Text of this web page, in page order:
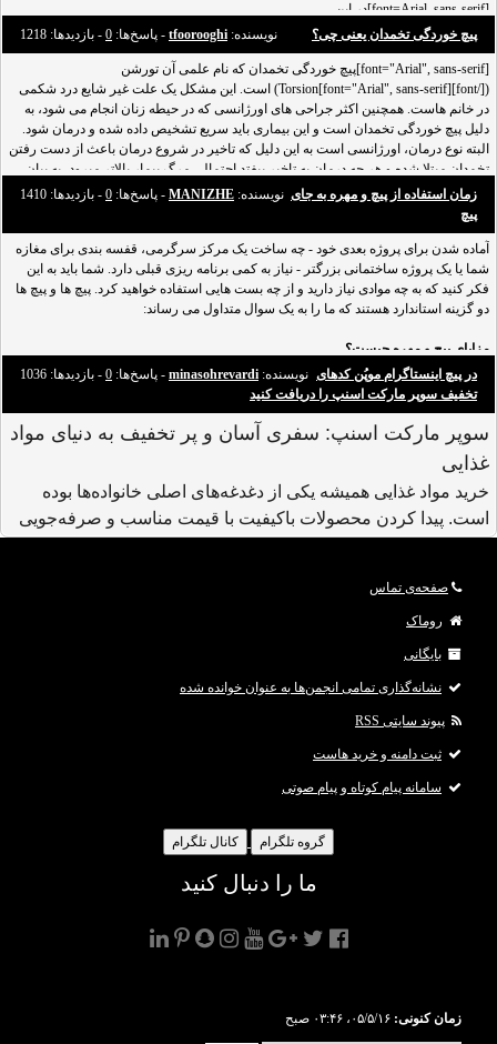
[font=Arial, sans-serif]در این
نویسنده: tfoorooghi - پاسخ‌ها: 0 - بازدید‌ها: 1218 پیچ خوردگی تخمدان یعنی چی؟
[font="Arial", sans-serif]پیچ خوردگی تخمدان که نام علمی آن تورشن
([/font]Torsion[font="Arial", sans-serif]) است. این مشکل یک علت غیر شایع درد شکمی
در خانم هاست. همچنین اکثر جراحی های اورژانسی که در حیطه زنان انجام می شود، به
دلیل پیچ خوردگی تخمدان است و این بیماری باید سریع تشخیص داده شده و درمان شود.
البته نوع درمان، اورژانسی است به این دلیل که تاخیر در شروع درمان باعث از دست رفتن
تخمدان مبتلا شده و هر چه درمان به تاخیر بیفتد احتمالی مرگ بیمار بالاتر میرود، به بیان
ساده می توان گفت اگر بیمار به
نویسنده: MANIZHE - پاسخ‌ها: 0 - بازدید‌ها: 1410
زمان استفاده از پیچ و مهره به جای
پیچ
آماده شدن برای پروژه بعدی خود - چه ساخت یک مرکز سرگرمی، قفسه بندی برای مغازه
شما یا یک پروژه ساختمانی بزرگتر - نیاز به کمی برنامه ریزی قبلی دارد. شما باید به این
فکر کنید که به چه موادی نیاز دارید و از چه بست هایی استفاده خواهید کرد. پیچ ها و پیچ ها
دو گزینه استاندارد هستند که ما را به یک سوال متداول می رساند:
مزایای پیچ و مهره چیست؟
وقتی صحبت از بحث پیچ و مهره می شود، متوجه خواهید شد که آنها مزایای مختلفی دارند
زیرا برای کاربردها و مواد مختلف طراحی شده اند.
نویسنده: minasohrevardi - پاسخ‌ها: 0 - بازدید‌ها: 1036
در پیچ اینستاگرام موپُن کدهای
تخفیف سوپر مارکت اسنپ را دریافت کنید
سوپر مارکت اسنپ: سفری آسان و پر تخفیف به دنیای مواد
غذایی
خرید مواد غذایی همیشه یکی از دغدغه‌های اصلی خانواده‌ها بوده
است. پیدا کردن محصولات باکیفیت با قیمت مناسب و صرفه‌جویی
عنوان بزرگتری
صفحه‌ی تماس
روماک
بایگانی
نشانه‌گذاری تمامی انجمن‌ها به عنوان خوانده شده
پیوند سایتی RSS
ثبت دامنه و خرید هاست
سامانه پیام کوتاه و پیام صوتی
گروه تلگرام کانال تلگرام
ما را دنبال کنید
زمان کنونی: ۰۵/۵/۱۶، ۰۳:۴۶ صبح